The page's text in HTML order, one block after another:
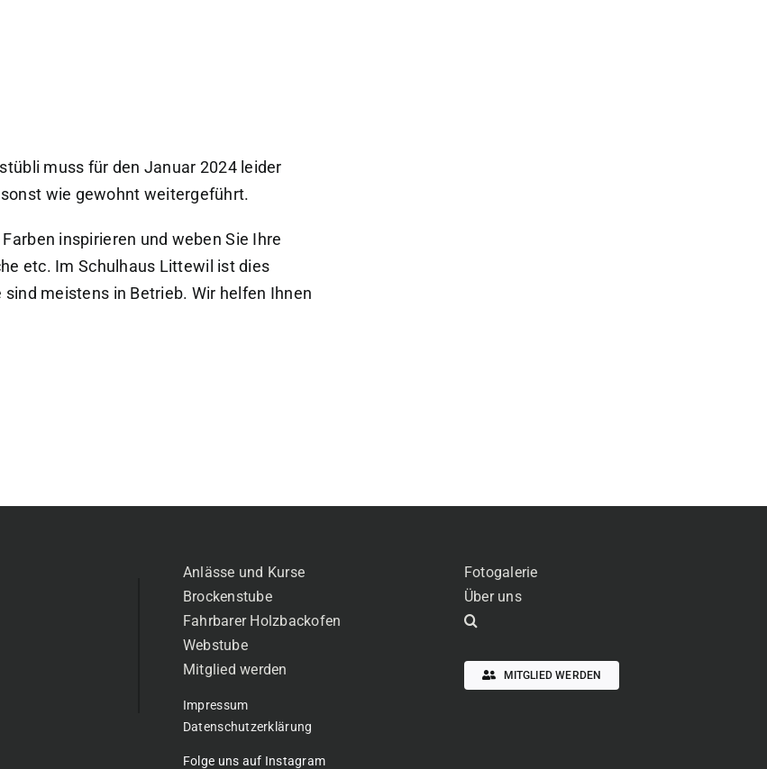
muss für den Januar 2024 leider
wie gewohnt weitergeführt.
inspirieren und weben Sie Ihre
etc. Im Schulhaus Littewil ist dies
meistens in Betrieb. Wir helfen Ihnen
Anlässe und Kurse
Brockenstube
Fahrbarer Holzbackofen
Webstube
Mitglied werden
Impressum
Datenschutzerklärung
Folge uns auf Instagram
Fotogalerie
Über uns
MITGLIED WERDEN